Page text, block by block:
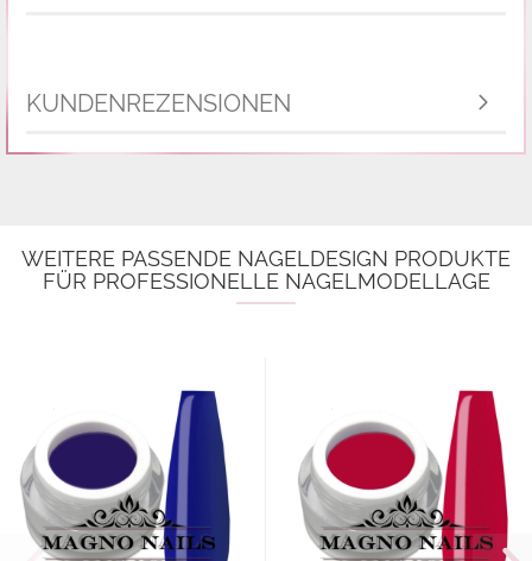
KUNDENREZENSIONEN
WEITERE PASSENDE NAGELDESIGN PRODUKTE
FÜR PROFESSIONELLE NAGELMODELLAGE